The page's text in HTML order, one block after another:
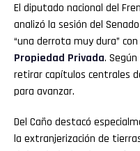
El diputado nacional del
analizó la sesión del
“una derrota muy dura”
Propiedad Privada.
retirar capítulos centrales
para avanzar.
Del Caño destacó
la extranjerización de